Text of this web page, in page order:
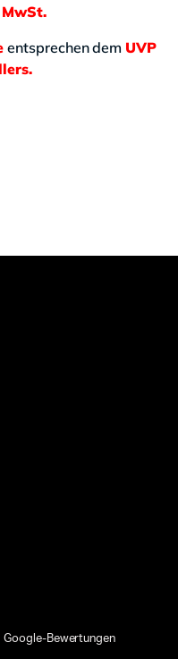
entsprechen dem UVP
Google-Bewertungen